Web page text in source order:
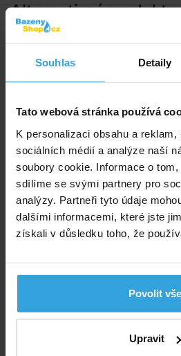
Souhlas Detaily
Tato webová stránka používá
K personalizaci obsahu a
sociálních médií a analýze naší
soubory cookie. Informace o
sdílíme se svými partnery pro
analýzy. Partneři tyto údaje
dalšími informacemi, které jste
získali v důsledku toho, že
Povolit vše
Upravit
Alternativní produkty
INTEX 55685 Brýle